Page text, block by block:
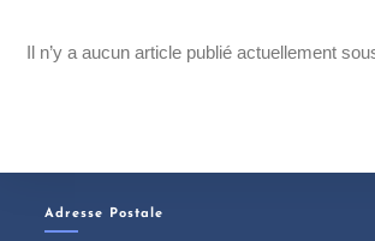
Il n’y a aucun article publié actuellement
Adresse Postale